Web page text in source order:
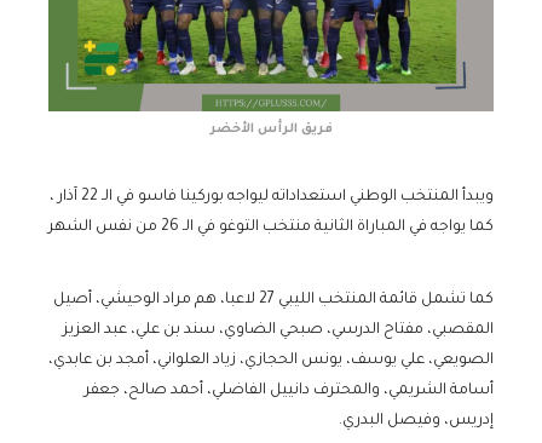
فريق الرأس الأخضر
ويبدأ المنتخب الوطني استعداداته ليواجه بوركينا فاسو في الـ 22 آذار ،
كما يواجه في المباراة الثانية منتخب التوغو في الـ 26 من نفس الشهر
كما تشمل قائمة المنتخب الليبي 27 لاعبا، هم مراد الوحيشي، أصيل
المقصبي، مفتاح الدرسي، صبحي الضاوي، سند بن علي، عبد العزيز
الصويعي، علي يوسف، يونس الحجازي، زياد العلواني، أمجد بن عابدي،
أسامة الشريمي، والمحترف دانييل الفاضلي، أحمد صالح، جعفر
إدريس، وفيصل البدري.